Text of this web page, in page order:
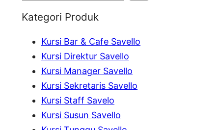
Kategori Produk
Kursi Bar & Cafe Savello
Kursi Direktur Savello
Kursi Manager Savello
Kursi Sekretaris Savello
Kursi Staff Savelo
Kursi Susun Savello